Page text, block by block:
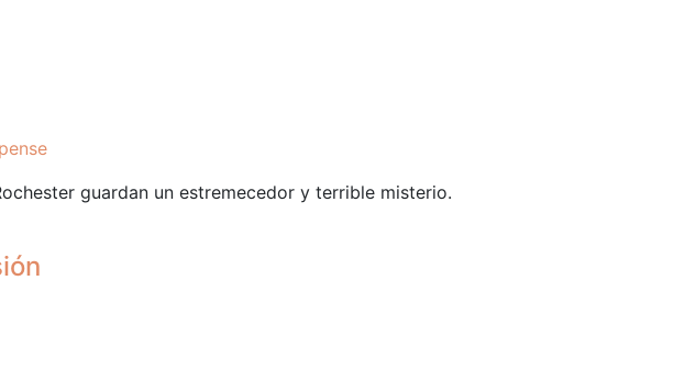
guardan un estremecedor y terrible misterio.